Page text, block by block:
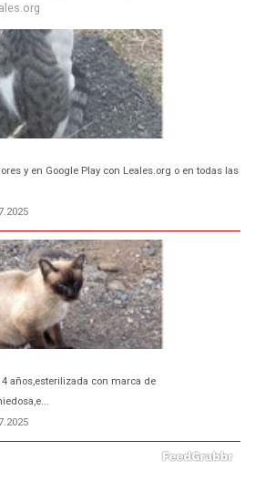
y en Google Play con Leales.org o en todas las
años,esterilizada con marca de